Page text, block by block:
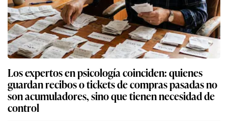
Los expertos en psicología coinciden: quienes
guardan recibos o tickets de compras pasadas no
son acumuladores, sino que tienen necesidad de
control